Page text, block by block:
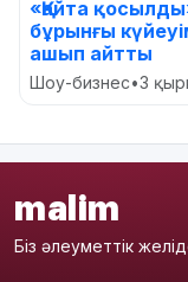
«Қайта
бұрынғы
ашып айтты
Шоу-бизнес•3
malim
Біз әлеуметтік